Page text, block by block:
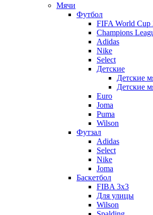
Мячи
Футбол
FIFA World Cup
Champions
Adidas
Nike
Select
Детские
Детские
Детские
Euro
Joma
Puma
Wilson
Футзал
Adidas
Select
Nike
Joma
Баскетбол
FIBA 3x3
Для улицы
Wilson